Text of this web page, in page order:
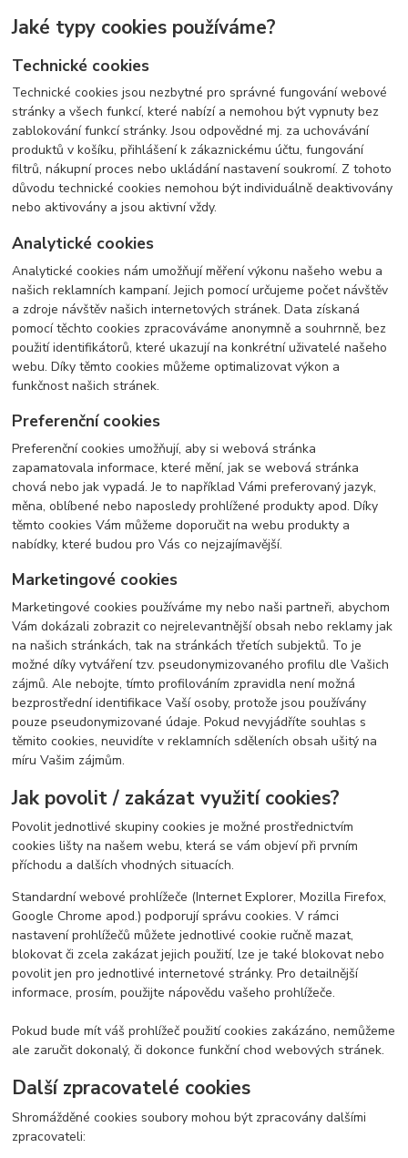
Jaké typy cookies používáme?
Technické cookies
Technické cookies jsou nezbytné pro správné fungování webové
stránky a všech funkcí, které nabízí a nemohou být vypnuty bez
zablokování funkcí stránky. Jsou odpovědné mj. za uchovávání
produktů v košíku, přihlášení k zákaznickému účtu, fungování
filtrů, nákupní proces nebo ukládání nastavení soukromí. Z tohoto
důvodu technické cookies nemohou být individuálně deaktivovány
nebo aktivovány a jsou aktivní vždy.
Analytické cookies
Analytické cookies nám umožňují měření výkonu našeho webu a
našich reklamních kampaní. Jejich pomocí určujeme počet návštěv
a zdroje návštěv našich internetových stránek. Data získaná
pomocí těchto cookies zpracováváme anonymně a souhrnně, bez
použití identifikátorů, které ukazují na konkrétní uživatelé našeho
webu. Díky těmto cookies můžeme optimalizovat výkon a
funkčnost našich stránek.
Preferenční cookies
Preferenční cookies umožňují, aby si webová stránka
zapamatovala informace, které mění, jak se webová stránka
chová nebo jak vypadá. Je to například Vámi preferovaný jazyk,
měna, oblíbené nebo naposledy prohlížené produkty apod. Díky
těmto cookies Vám můžeme doporučit na webu produkty a
nabídky, které budou pro Vás co nejzajímavější.
Marketingové cookies
Marketingové cookies používáme my nebo naši partneři, abychom
Vám dokázali zobrazit co nejrelevantnější obsah nebo reklamy jak
na našich stránkách, tak na stránkách třetích subjektů. To je
možné díky vytváření tzv. pseudonymizovaného profilu dle Vašich
zájmů. Ale nebojte, tímto profilováním zpravidla není možná
bezprostřední identifikace Vaší osoby, protože jsou používány
pouze pseudonymizované údaje. Pokud nevyjádříte souhlas s
těmito cookies, neuvidíte v reklamních sděleních obsah ušitý na
míru Vašim zájmům.
Jak povolit / zakázat využití cookies?
Povolit jednotlivé skupiny cookies je možné prostřednictvím
cookies lišty na našem webu, která se vám objeví při prvním
příchodu a dalších vhodných situacích.
Standardní webové prohlížeče (Internet Explorer, Mozilla Firefox,
Google Chrome apod.) podporují správu cookies. V rámci
nastavení prohlížečů můžete jednotlivé cookie ručně mazat,
blokovat či zcela zakázat jejich použití, lze je také blokovat nebo
povolit jen pro jednotlivé internetové stránky. Pro detailnější
informace, prosím, použijte nápovědu vašeho prohlížeče.
Pokud bude mít váš prohlížeč použití cookies zakázáno, nemůžeme
ale zaručit dokonalý, či dokonce funkční chod webových stránek.
Další zpracovatelé cookies
Shromážděné cookies soubory mohou být zpracovány dalšími
zpracovateli: